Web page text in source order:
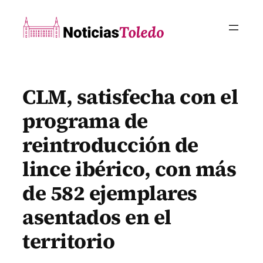
contenido
CLM, satisfecha con el
programa de
reintroducción de
lince ibérico, con más
de 582 ejemplares
asentados en el
territorio